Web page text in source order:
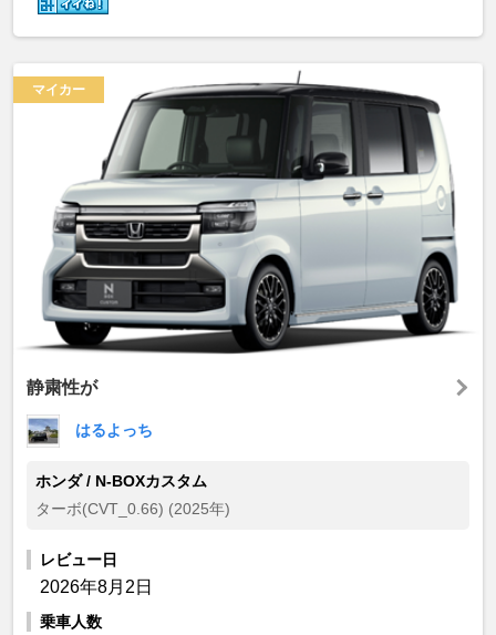
マイカー
静粛性が
はるよっち
ホンダ / N-BOXカスタム
ターボ(CVT_0.66) (2025年)
レビュー日
2026年8月2日
乗車人数